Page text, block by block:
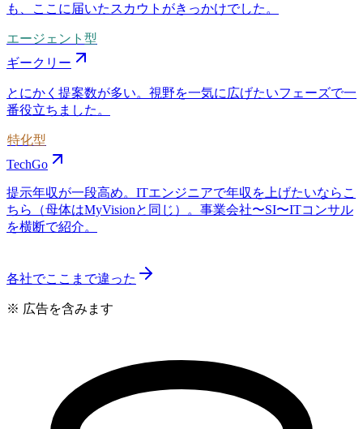
も、ここに届いたスカウトがきっかけでした。
エージェント型
ギークリー
とにかく提案数が多い。視野を一気に広げたいフェーズで一
番役立ちました。
特化型
TechGo
提示年収が一段高め。ITエンジニアで年収を上げたいならこ
ちら（母体はMyVisionと同じ）。事業会社〜SI〜ITコンサル
を横断で紹介。
各社でここまで違った
※ 広告を含みます